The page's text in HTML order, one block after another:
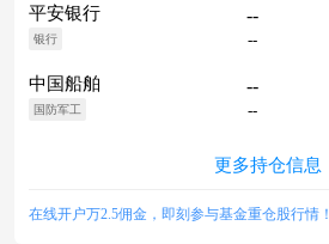
平安银行
银行
--
--
中国船舶
国防军工
--
--
更多持仓信息
在线开户万2.5佣金，即刻参与基金重仓股行情！